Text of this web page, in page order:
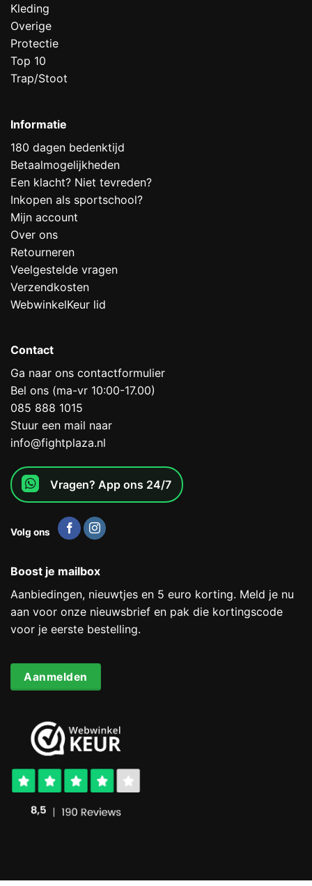
Kleding
Overige
Protectie
Top 10
Trap/Stoot
Informatie
180 dagen bedenktijd
Betaalmogelijkheden
Een klacht? Niet tevreden?
Inkopen als sportschool?
Mijn account
Over ons
Retourneren
Veelgestelde vragen
Verzendkosten
WebwinkelKeur lid
Contact
Ga naar ons contactformulier
Bel ons (ma-vr 10:00-17.00)
085 888 1015
Stuur een mail naar
info@fightplaza.nl
Vragen? App ons 24/7
Volg ons
Boost je mailbox
Aanbiedingen, nieuwtjes en 5 euro korting. Meld je nu
aan voor onze nieuwsbrief en pak die kortingscode
voor je eerste bestelling.
Aanmelden